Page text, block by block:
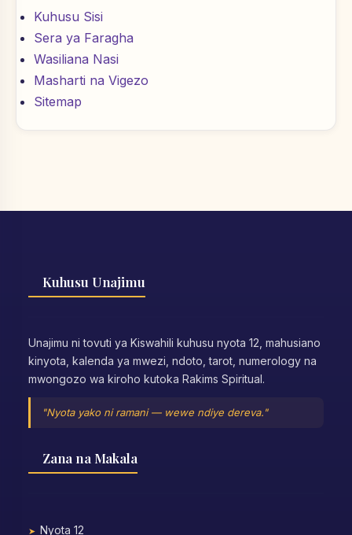
Kuhusu Sisi
Sera ya Faragha
Wasiliana Nasi
Masharti na Vigezo
Sitemap
Kuhusu Unajimu
Unajimu ni tovuti ya Kiswahili kuhusu nyota 12, mahusiano
kinyota, kalenda ya mwezi, ndoto, tarot, numerology na
mwongozo wa kiroho kutoka Rakims Spiritual.
"Nyota yako ni ramani — wewe ndiye dereva."
Zana na Makala
Nyota 12